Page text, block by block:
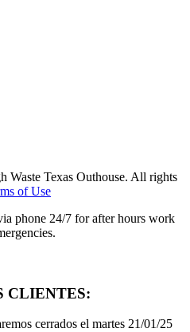
Waste Texas Outhouse. All rights
of Use
phone 24/7 for after hours work
CLIENTES:
cerrados el martes 21/01/25